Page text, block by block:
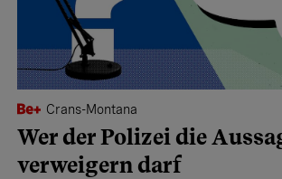
Crans-Montana
Wer der Polizei die
verweigern darf